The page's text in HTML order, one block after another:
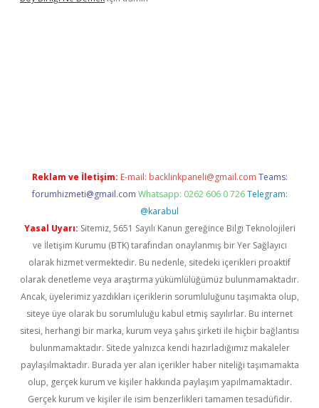
Reklam ve İletişim: E-mail: backlinkpaneli@gmail.com Teams:
forumhizmeti@gmail.com Whatsapp: 0262 606 0 726 Telegram:
@karabul
Yasal Uyarı: Sitemiz, 5651 Sayılı Kanun gereğince Bilgi Teknolojileri
ve İletişim Kurumu (BTK) tarafından onaylanmış bir Yer Sağlayıcı
olarak hizmet vermektedir. Bu nedenle, sitedeki içerikleri proaktif
olarak denetleme veya araştırma yükümlülüğümüz bulunmamaktadır.
Ancak, üyelerimiz yazdıkları içeriklerin sorumluluğunu taşımakta olup,
siteye üye olarak bu sorumluluğu kabul etmiş sayılırlar. Bu internet
sitesi, herhangi bir marka, kurum veya şahıs şirketi ile hiçbir bağlantısı
bulunmamaktadır. Sitede yalnızca kendi hazırladığımız makaleler
paylaşılmaktadır. Burada yer alan içerikler haber niteliği taşımamakta
olup, gerçek kurum ve kişiler hakkında paylaşım yapılmamaktadır.
Gerçek kurum ve kişiler ile isim benzerlikleri tamamen tesadüfidir.